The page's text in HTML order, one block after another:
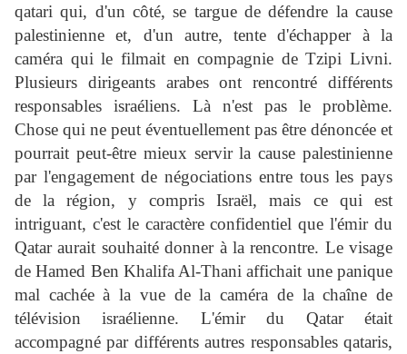
qatari qui, d'un côté, se targue de défendre la cause
palestinienne et, d'un autre, tente d'échapper à la
caméra qui le filmait en compagnie de Tzipi Livni.
Plusieurs dirigeants arabes ont rencontré différents
responsables israéliens. Là n'est pas le problème.
Chose qui ne peut éventuellement pas être dénoncée et
pourrait peut-être mieux servir la cause palestinienne
par l'engagement de négociations entre tous les pays
de la région, y compris Israël, mais ce qui est
intriguant, c'est le caractère confidentiel que l'émir du
Qatar aurait souhaité donner à la rencontre. Le visage
de Hamed Ben Khalifa Al-Thani affichait une panique
mal cachée à la vue de la caméra de la chaîne de
télévision israélienne. L'émir du Qatar était
accompagné par différents autres responsables qataris,